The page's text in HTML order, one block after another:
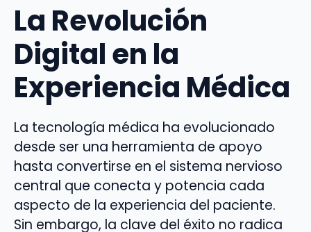
La Revolución
Digital en la
Experiencia Médica
La tecnología médica ha evolucionado
desde ser una herramienta de apoyo
hasta convertirse en el sistema nervioso
central que conecta y potencia cada
aspecto de la experiencia del paciente.
Sin embargo, la clave del éxito no radica